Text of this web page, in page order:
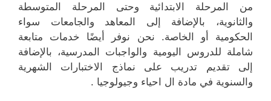
من المرحلة الابتدائية وحتى المرحلة المتوسطة
والثانوية، بالإضافة إلى المعاهد والجامعات سواء
الحكومية أو الخاصة. نحن نوفر أيضًا خدمات متابعة
شاملة للدروس اليومية والواجبات المدرسية، بالإضافة
إلى تقديم تدريب على نماذج الاختبارات الشهرية
والسنوية في مادة ال احياء وجيولوجيا .